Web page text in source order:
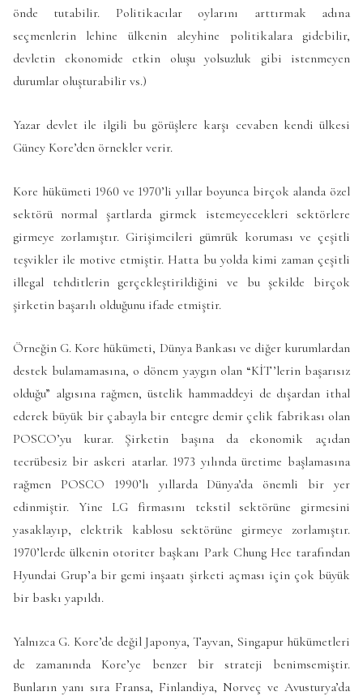
önde tutabilir. Politikacılar oylarını arttırmak adına
seçmenlerin lehine ülkenin aleyhine politikalara gidebilir,
devletin ekonomide etkin oluşu yolsuzluk gibi istenmeyen
durumlar oluşturabilir vs.)
Yazar devlet ile ilgili bu görüşlere karşı cevaben kendi ülkesi
Güney Kore’den örnekler verir.
Kore hükümeti 1960 ve 1970’li yıllar boyunca birçok alanda özel
sektörü normal şartlarda girmek istemeyecekleri sektörlere
girmeye zorlamıştır. Girişimcileri gümrük koruması ve çeşitli
teşvikler ile motive etmiştir. Hatta bu yolda kimi zaman çeşitli
illegal tehditlerin gerçekleştirildiğini ve bu şekilde birçok
şirketin başarılı olduğunu ifade etmiştir.
Örneğin G. Kore hükümeti, Dünya Bankası ve diğer kurumlardan
destek bulamamasına, o dönem yaygın olan “KİT’lerin başarısız
olduğu” algısına rağmen, üstelik hammaddeyi de dışardan ithal
ederek büyük bir çabayla bir entegre demir çelik fabrikası olan
POSCO’yu kurar. Şirketin başına da ekonomik açıdan
tecrübesiz bir askeri atarlar. 1973 yılında üretime başlamasına
rağmen POSCO 1990’lı yıllarda Dünya’da önemli bir yer
edinmiştir. Yine LG firmasını tekstil sektörüne girmesini
yasaklayıp, elektrik kablosu sektörüne girmeye zorlamıştır.
1970’lerde ülkenin otoriter başkanı Park Chung Hee tarafından
Hyundai Grup’a bir gemi inşaatı şirketi açması için çok büyük
bir baskı yapıldı.
Yalnızca G. Kore’de değil Japonya, Tayvan, Singapur hükümetleri
de zamanında Kore’ye benzer bir strateji benimsemiştir.
Bunların yanı sıra Fransa, Finlandiya, Norveç ve Avusturya’da